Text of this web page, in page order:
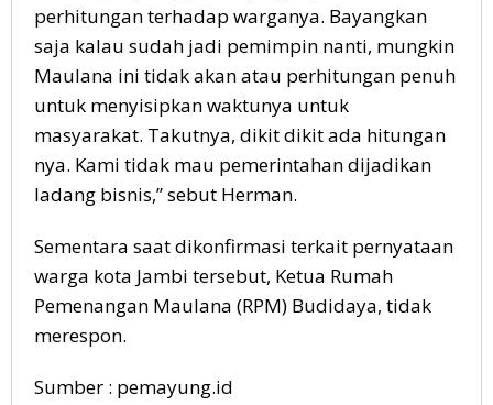
perhitungan terhadap warganya. Bayangkan
saja kalau sudah jadi pemimpin nanti, mungkin
Maulana ini tidak akan atau perhitungan penuh
untuk menyisipkan waktunya untuk
masyarakat. Takutnya, dikit dikit ada hitungan
nya. Kami tidak mau pemerintahan dijadikan
ladang bisnis,” sebut Herman.
Sementara saat dikonfirmasi terkait pernyataan
warga kota Jambi tersebut, Ketua Rumah
Pemenangan Maulana (RPM) Budidaya, tidak
merespon.
Sumber : pemayung.id